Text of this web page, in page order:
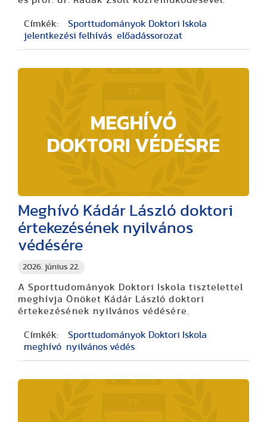
Címkék:
Sporttudományok Doktori Iskola
jelentkezési felhívás előadássorozat
2026. június 22.
Meghívó Kádár László doktori
értekezésének nyilvános
védésére
A Sporttudományok Doktori Iskola tisztelettel
meghívja Önöket Kádár László doktori
értekezésének nyilvános védésére.
Címkék:
Sporttudományok Doktori Iskola
meghívó nyilvános védés